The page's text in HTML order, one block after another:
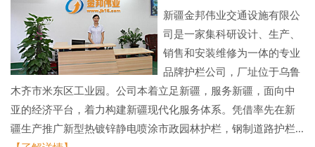
新疆金邦伟业交通设施有限公
司是一家集科研设计、生产、
销售和安装维修为一体的专业
品牌护栏公司，厂址位于乌鲁
木齐市米东区工业园。公司本着立足新疆，服务新疆，面向中
亚的经济平台，着力构建新疆现代化服务体系。凭借率先在新
疆生产推广新型热镀锌静电喷涂市政园林护栏，钢制道路护栏...